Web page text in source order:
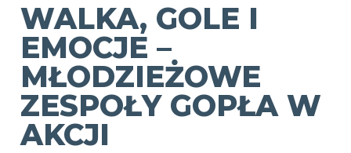
WALKA, GOLE I
EMOCJE –
MŁODZIEŻOWE
ZESPOŁY GOPŁA W
AKCJI